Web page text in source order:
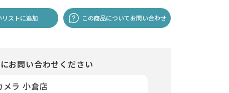
リストに追加 この商品についてお問い合わせ
お問い合わせください
メラ 小倉店